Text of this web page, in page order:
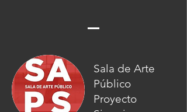
Sala de Arte
Público
Proyecto